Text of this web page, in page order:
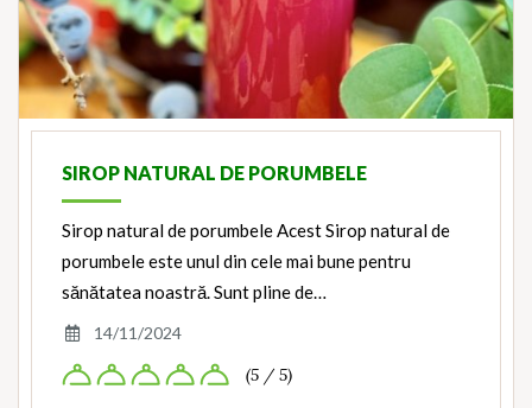
SIROP NATURAL DE PORUMBELE
Sirop natural de porumbele Acest Sirop natural de
porumbele este unul din cele mai bune pentru
sănătatea noastră. Sunt pline de…
14/11/2024
(5 / 5)